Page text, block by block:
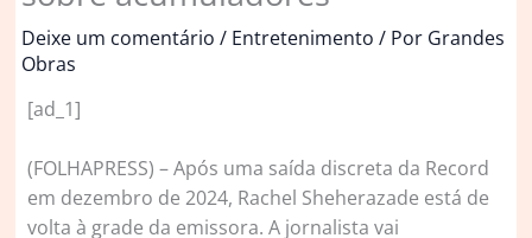
Deixe um comentário / Entretenimento / Por Grandes
Obras
[ad_1]
(FOLHAPRESS) – Após uma saída discreta da Record
em dezembro de 2024, Rachel Sheherazade está de
volta à grade da emissora. A jornalista vai